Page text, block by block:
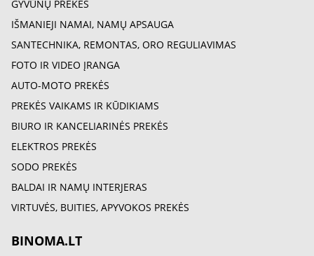
GYVŪNŲ PREKĖS
IŠMANIEJI NAMAI, NAMŲ APSAUGA
SANTECHNIKA, REMONTAS, ORO REGULIAVIMAS
FOTO IR VIDEO ĮRANGA
AUTO-MOTO PREKĖS
PREKĖS VAIKAMS IR KŪDIKIAMS
BIURO IR KANCELIARINĖS PREKĖS
ELEKTROS PREKĖS
SODO PREKĖS
BALDAI IR NAMŲ INTERJERAS
VIRTUVĖS, BUITIES, APYVOKOS PREKĖS
BINOMA.LT